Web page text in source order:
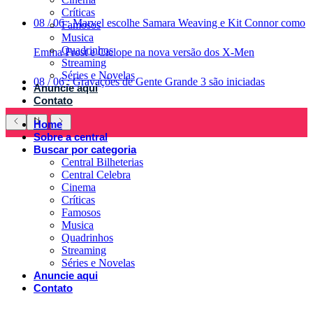
08 / 06 : Marvel escolhe Samara Weaving e Kit Connor como
Emma Frost e Ciclope na nova versão dos X-Men
08 / 06 : Gravações de Gente Grande 3 são iniciadas
Críticas
Famosos
Musica
Quadrinhos
Streaming
Séries e Novelas
Anuncie aqui
Contato
Home
Sobre a central
Buscar por categoria
Central Bilheterias
Central Celebra
Cinema
Críticas
Famosos
Musica
Quadrinhos
Streaming
Séries e Novelas
Anuncie aqui
Contato